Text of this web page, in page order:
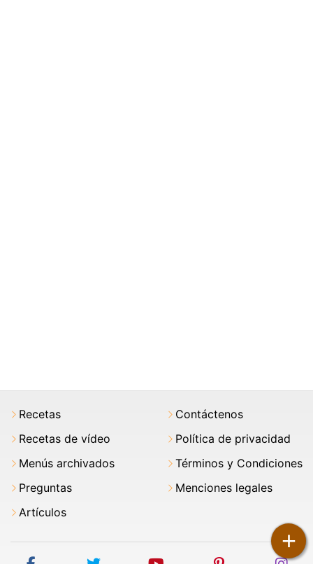
+
Recetas
Recetas de vídeo
Menús archivados
Preguntas
Artículos
Contáctenos
Política de privacidad
Términos y Condiciones
Menciones legales